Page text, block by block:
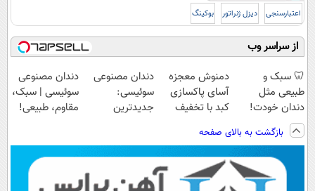
اعتبارسنجی دیزل ژنراتور بوکینگ
از سراسر وب
🦷 سبک و
طبیعی مثل
دندان خودت!
نصب آسان و
پرداخت اقساطی
💳 📍 تهران
دمنوش معجزه
آسای پاکسازی
کبد با تخفیف
دندان مصنوعی
سوئیسی:
جدیدترین
پرداخت قسطی
دندان مصنوعی
سوئیسی | سبک،
مقاوم، طبیعی!
اقساطی😍
بازگشت به بالای صفحه